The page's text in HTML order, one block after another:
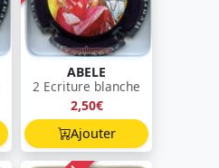
ABELE
2 Ecriture blanche
2,50€
Ajouter